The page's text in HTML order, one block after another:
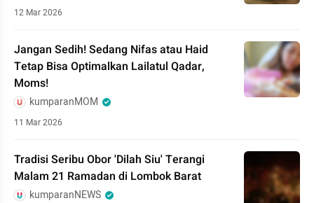
12 Mar 2026
Jangan Sedih! Sedang Nifas atau Haid
Tetap Bisa Optimalkan Lailatul Qadar,
Moms!
kumparanMOM
11 Mar 2026
Tradisi Seribu Obor 'Dilah Siu' Terangi
Malam 21 Ramadan di Lombok Barat
kumparanNEWS